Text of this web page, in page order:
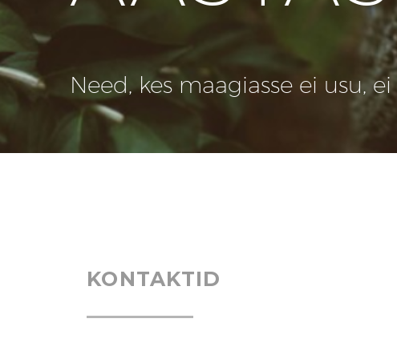
Need, kes maagiasse ei usu,
KONTAKTID